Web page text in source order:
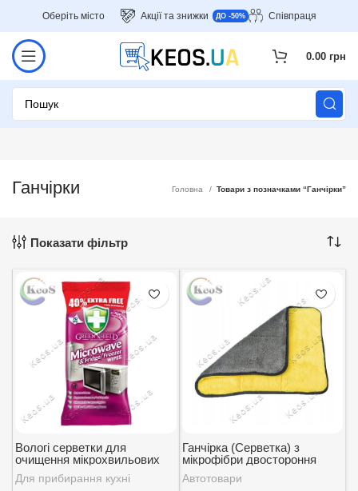
Оберіть місто Акції та знижки ДО -50% Співпраця
0.00 грн
Ганчірки Головна Товари з позначками “Ганчірки”
Показати фільтр
Вологі серветки для
очищення мікрохвильових
печей та холодильників
Green Shield 70 шт.
Для прибирання кухні
Ганчірка (Серветка) з
мікрофібри двостороння
30*30 см 1 шт.
Автотовари